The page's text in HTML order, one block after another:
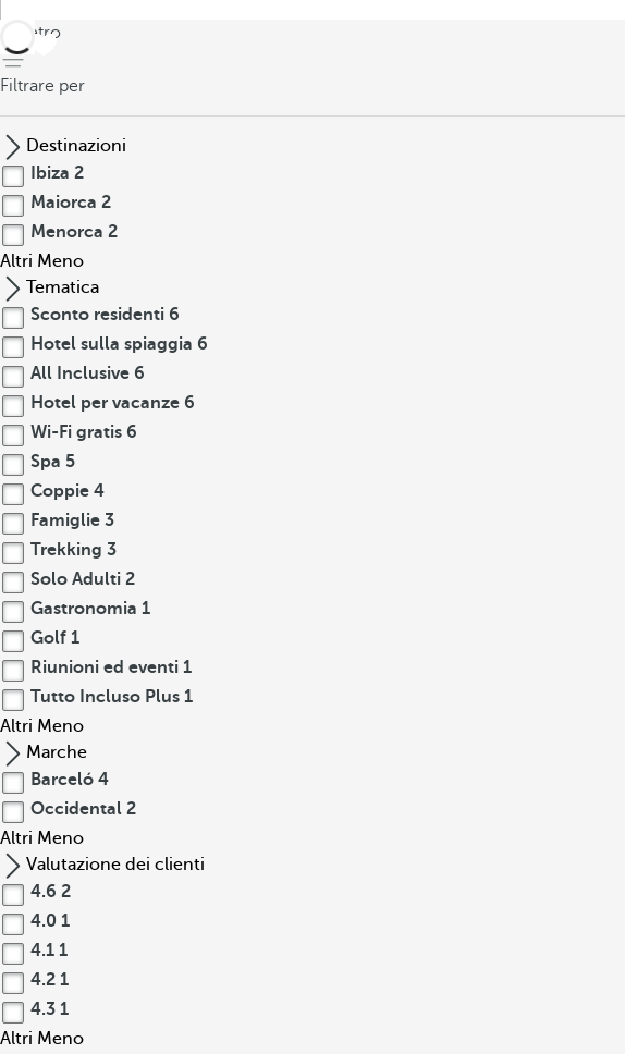
indietro
Filtrare per
Destinazioni
Ibiza 2
Maiorca 2
Menorca 2
Altri Meno
Tematica
Sconto residenti 6
Hotel sulla spiaggia 6
All Inclusive 6
Hotel per vacanze 6
Wi-Fi gratis 6
Spa 5
Coppie 4
Famiglie 3
Trekking 3
Solo Adulti 2
Gastronomia 1
Golf 1
Riunioni ed eventi 1
Tutto Incluso Plus 1
Altri Meno
Marche
Barceló 4
Occidental 2
Altri Meno
Valutazione dei clienti
4.6 2
4.0 1
4.1 1
4.2 1
4.3 1
Altri Meno